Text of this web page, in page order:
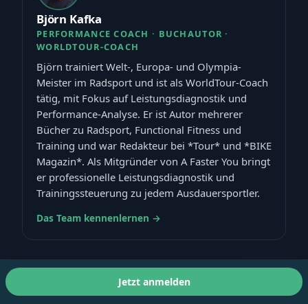
Björn Kafka
PERFORMANCE COACH · BUCHAUTOR ·
WORLDTOUR-COACH
Björn trainiert Welt-, Europa- und Olympia-
Meister im Radsport und ist als WorldTour-Coach
tätig, mit Fokus auf Leistungsdiagnostik und
Performance-Analyse. Er ist Autor mehrerer
Bücher zu Radsport, Functional Fitness und
Training und war Redakteur bei *Tour* und *BIKE
Magazin*. Als Mitgründer von A Faster You bringt
er professionelle Leistungsdiagnostik und
Trainingssteuerung zu jedem Ausdauersportler.
Das Team kennenlernen →
Jetzt anmelden